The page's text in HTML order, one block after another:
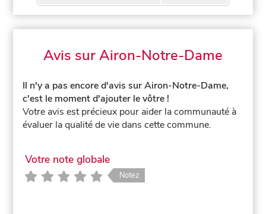
Avis sur Airon-Notre-Dame
Il n'y a pas encore d'avis sur Airon-Notre-Dame,
c'est le moment d'ajouter le vôtre !
Votre avis est précieux pour aider la communauté à
évaluer la qualité de vie dans cette commune.
Votre note globale
Notez